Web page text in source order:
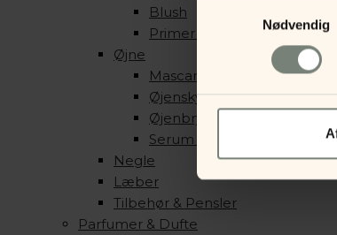
Nødvendig
Blush
Primer & Setting Spray
Øjne
Mascara & Eyeliner
Øjenskygge
Øjenbryn
Serum & Primer
Negle
Læber
Tilbehør & Pensler
Parfumer & Dufte